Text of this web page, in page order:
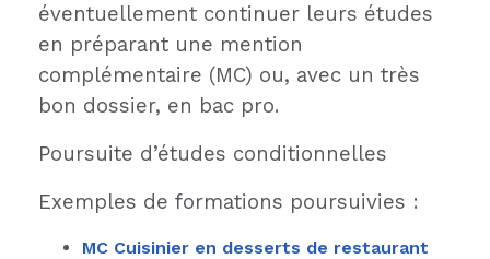
éventuellement continuer leurs études
en préparant une mention
complémentaire (MC) ou, avec un très
bon dossier, en bac pro.
Poursuite d’études conditionnelles
Exemples de formations poursuivies :
MC Cuisinier en desserts de restaurant